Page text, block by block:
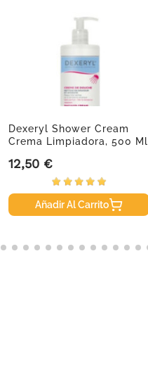
Dexeryl Shower Cream
Crema Limpiadora, 500 Ml
Precio
12,50 €
Añadir Al Carrito